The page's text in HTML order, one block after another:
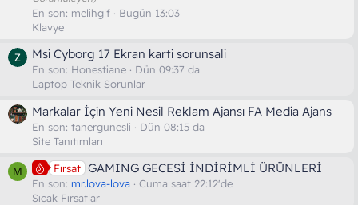
En son: melihglf
Bugün 13:03
Klavye
Msi Cyborg 17 Ekran karti sorunsali
En son: Honestiane
Dün 09:37 da
Laptop Teknik Sorunlar
Markalar İçin Yeni Nesil Reklam Ajansı FA Media Ajans
En son: tanergunesli
Dün 08:15 da
Site Tanıtımları
M Fırsat GAMING GECESİ İNDİRİMLİ ÜRÜNLERİ
En son: mr.lova-lova
Cuma saat 22:12'de
Sıcak Fırsatlar